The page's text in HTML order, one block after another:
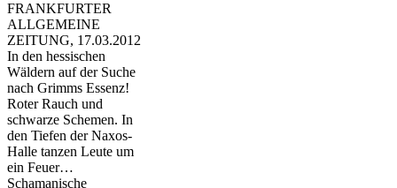
FRANKFURTER
ALLGEMEINE
ZEITUNG, 17.03.2012
In den hessischen
Wäldern auf der Suche
nach Grimms Essenz!
Roter Rauch und
schwarze Schemen. In
den Tiefen der Naxos-
Halle tanzen Leute um
ein Feuer…
Schamanische